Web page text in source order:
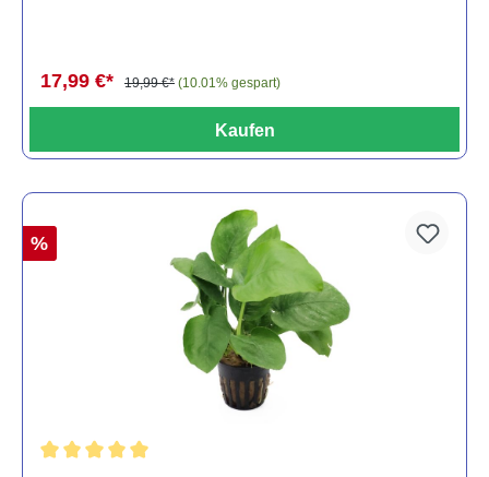
17,99 €* 19,99 €* (10.01% gespart)
Kaufen
%